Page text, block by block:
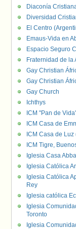
Diaconía
Diversidad
El Centro
Emaus-Vida en
Espacio Seguro
Fraternidad de la
Gay Christian
Gay Christian
Gay Church
Ichthys
ICM "Pan de
ICM Casa de
ICM Casa de
ICM Tigre,
Iglesia Casa
Iglesia Católica
Iglesia Católica
Rey
Iglesia católica
Iglesia
Toronto
Iglesia